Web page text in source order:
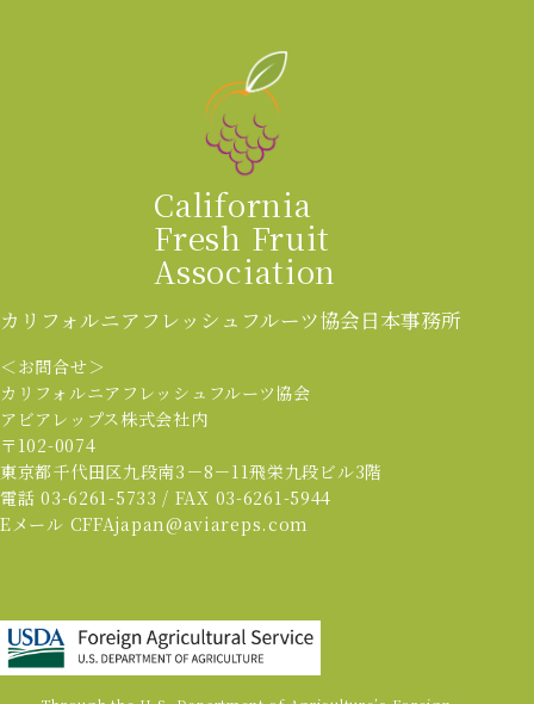
California
Fresh Fruit
Association
カリフォルニアフレッシュフルーツ協会日本事務所
＜お問合せ＞
カリフォルニアフレッシュフルーツ協会
アビアレップス株式会社内
〒102-0074
東京都千代田区九段南3－8－11飛栄九段ビル3階
電話 03-6261-5733 / FAX 03-6261-5944
Eメール CFFAjapan@aviareps.com